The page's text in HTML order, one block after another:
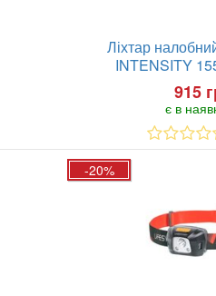
Ліхтар
INTENSITY
915
є в
-20%